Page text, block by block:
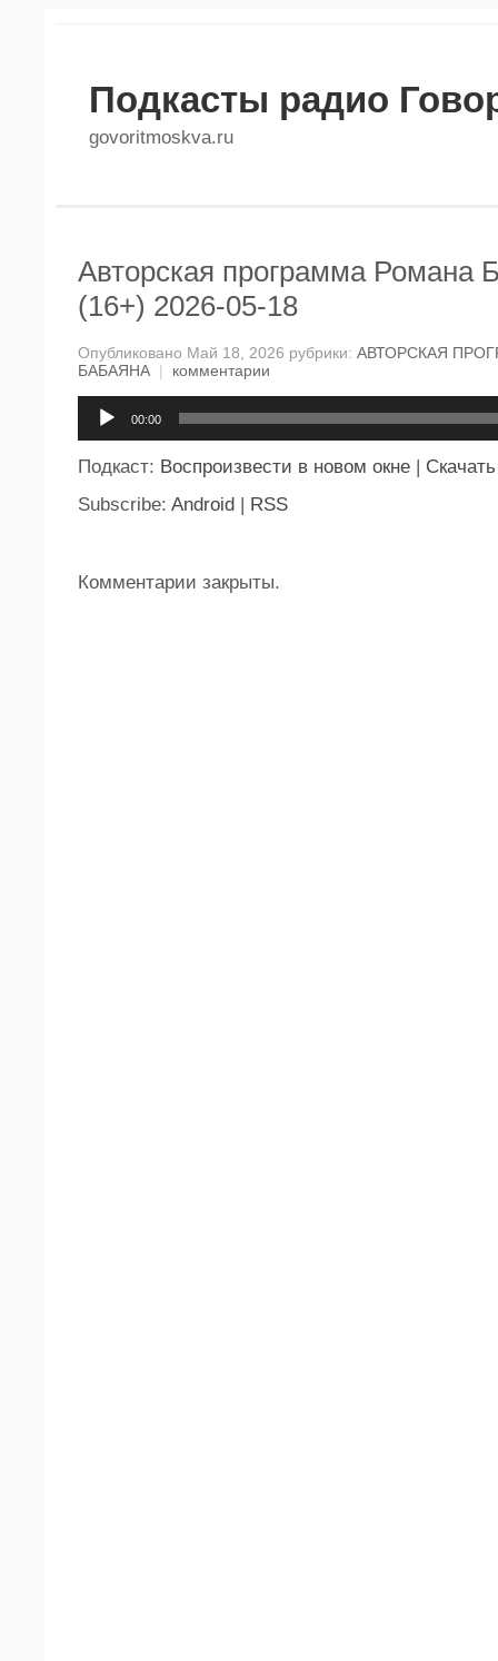
Подкасты радио
govoritmoskva.ru
Авторская программа Романа
(16+) 2026-05-18
Опубликовано Май 18, 2026 рубрики: АВТОРСКАЯ
БАБАЯНА | комментарии
00:00
Подкаст: Воспроизвести в новом окне | Скачать
Subscribe: Android | RSS
Комментарии закрыты.